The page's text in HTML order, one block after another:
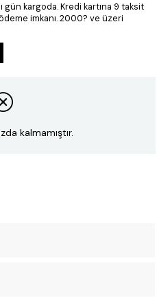
gün kargoda.Kredi kartına 9 taksit
imkanı.2000? ve üzeri
kalmamıştır.